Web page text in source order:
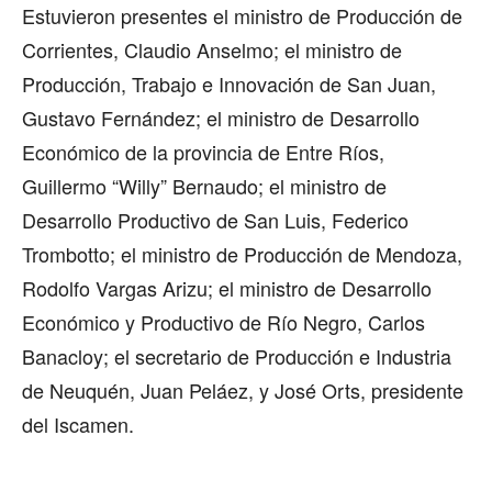
Estuvieron presentes el ministro de Producción de
Corrientes, Claudio Anselmo; el ministro de
Producción, Trabajo e Innovación de San Juan,
Gustavo Fernández; el ministro de Desarrollo
Económico de la provincia de Entre Ríos,
Guillermo “Willy” Bernaudo; el ministro de
Desarrollo Productivo de San Luis, Federico
Trombotto; el ministro de Producción de Mendoza,
Rodolfo Vargas Arizu; el ministro de Desarrollo
Económico y Productivo de Río Negro, Carlos
Banacloy; el secretario de Producción e Industria
de Neuquén, Juan Peláez, y José Orts, presidente
del Iscamen.